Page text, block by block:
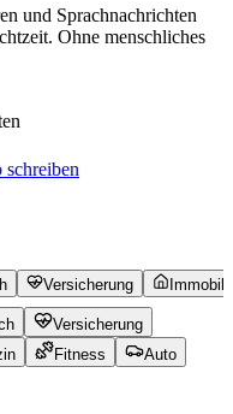
und Sprachnachrichten
Ohne menschliches
Versicherung
Versicherung
Fitness
Auto